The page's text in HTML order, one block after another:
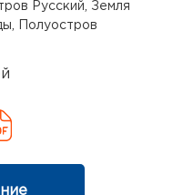
Русский, Земля
Полуостров